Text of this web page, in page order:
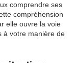
comprendre ses
compréhension
elle ouvre la voie
à votre manière de